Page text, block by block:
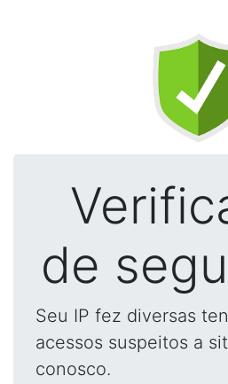
de
Seu IP fez diversas
acessos suspeitos a
conosco.